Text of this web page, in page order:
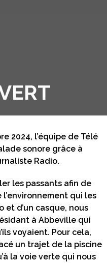
2024, l’équipe de Télé
sonore grâce à
Radio.
les passants afin de
qui les
et d’un casque, nous
à Abbeville qui
voyaient. Pour cela,
un trajet de la piscine
la voie verte qui nous